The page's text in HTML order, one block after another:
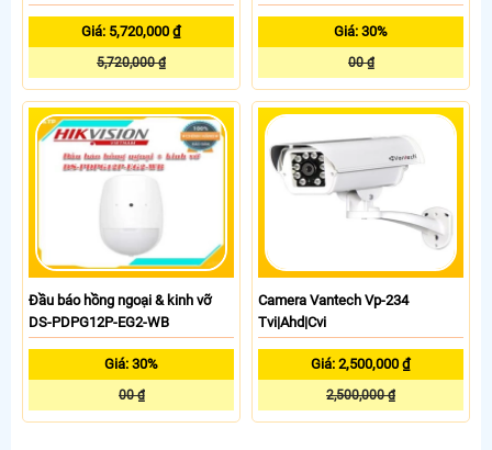
Giá: 5,720,000 ₫
5,720,000 ₫
Giá: 30%
00 ₫
Đầu báo hồng ngoại & kinh vỡ
DS-PDPG12P-EG2-WB
Giá: 30%
00 ₫
Camera Vantech Vp-234
Tvi|Ahd|Cvi
Giá: 2,500,000 ₫
2,500,000 ₫